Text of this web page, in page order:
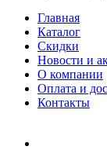
Главная
Каталог
Скидки
Новости и
О компании
Оплата и
Контакты